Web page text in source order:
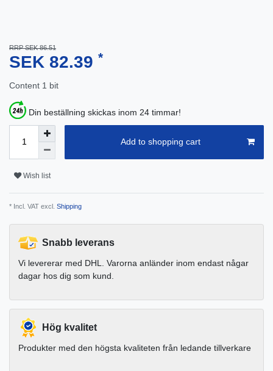
RRP SEK 86.51
SEK 82.39 *
Content 1 bit
Din beställning skickas inom 24 timmar!
Add to shopping cart
Wish list
* Incl. VAT excl. Shipping
Snabb leverans
Vi levererar med DHL. Varorna anländer inom endast någar
dagar hos dig som kund.
Hög kvalitet
Produkter med den högsta kvaliteten från ledande tillverkare